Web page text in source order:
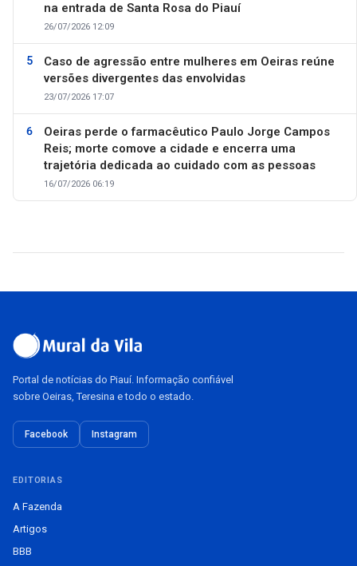
na entrada de Santa Rosa do Piauí
26/07/2026 12:09
Caso de agressão entre mulheres em Oeiras reúne
versões divergentes das envolvidas
23/07/2026 17:07
Oeiras perde o farmacêutico Paulo Jorge Campos
Reis; morte comove a cidade e encerra uma
trajetória dedicada ao cuidado com as pessoas
16/07/2026 06:19
Portal de notícias do Piauí. Informação confiável
sobre Oeiras, Teresina e todo o estado.
Facebook Instagram
EDITORIAS
A Fazenda
Artigos
BBB